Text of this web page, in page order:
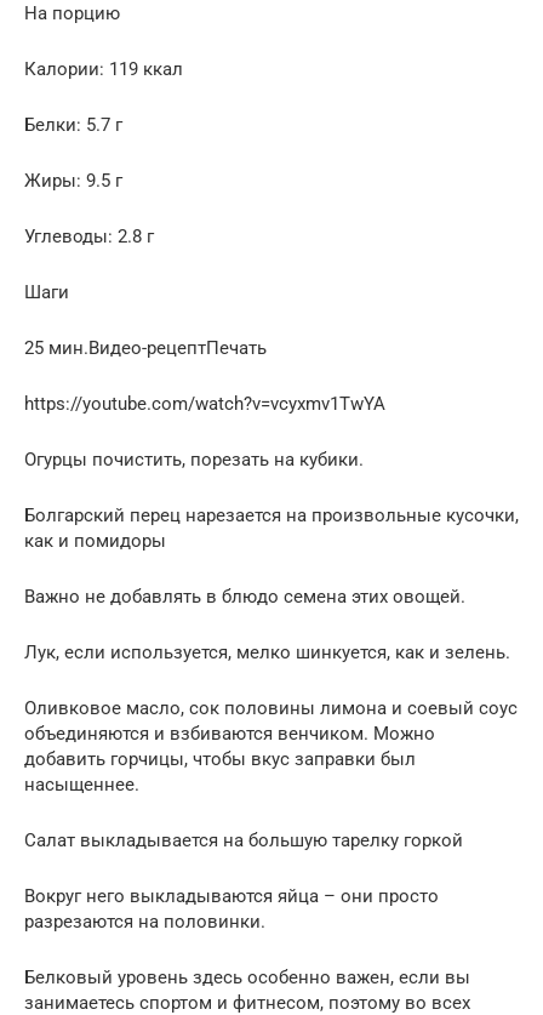
На порцию
Калории: 119 ккал
Белки: 5.7 г
Жиры: 9.5 г
Углеводы: 2.8 г
Шаги
25 мин.Видео-рецептПечать
https://youtube.com/watch?v=vcyxmv1TwYA
Огурцы почистить, порезать на кубики.
Болгарский перец нарезается на произвольные кусочки,
как и помидоры
Важно не добавлять в блюдо семена этих овощей.
Лук, если используется, мелко шинкуется, как и зелень.
Оливковое масло, сок половины лимона и соевый соус
объединяются и взбиваются венчиком. Можно
добавить горчицы, чтобы вкус заправки был
насыщеннее.
Салат выкладывается на большую тарелку горкой
Вокруг него выкладываются яйца – они просто
разрезаются на половинки.
Белковый уровень здесь особенно важен, если вы
занимаетесь спортом и фитнесом, поэтому во всех